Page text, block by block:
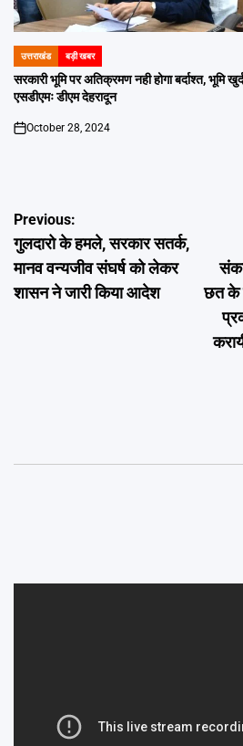
POSTED
IN
उत्तराखंड बड़ी खबर
सरकारी भूमि पर अतिक्रमण नही होगा बर्दाश्त, भूमि
एसडीएमः डीएम देहरादून
on
October 28, 2024
Post
navigation
Previous:
गुलदारो के हमले, सरकार सतर्क,
मानव वन्यजीव संघर्ष को लेकर
शासन ने जारी किया आदेश
छत के